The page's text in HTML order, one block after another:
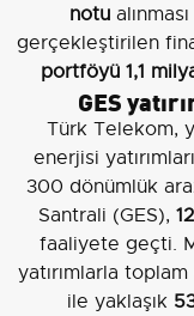
notu
gerçekleştirilen
portföyü 1,1
GES
Türk Telekom,
enerjisi
300 dönümlük
Santrali (GES),
faaliyete geçti.
yatırımlarla toplam
ile yaklaşık